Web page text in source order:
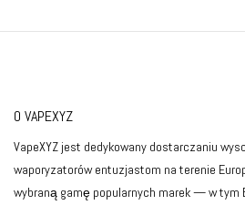
O VAPEXYZ
VapeXYZ jest dedykowany dostarczaniu
waporyzatorów entuzjastom na terenie
wybraną gamę popularnych marek — w tym